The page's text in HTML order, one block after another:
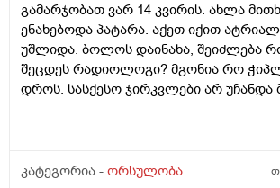
გამოიყენებს, გაყინული კიდევ ისევ
კლინიკაში, ამ დროს შემდგომ როგორ
სცენარი? რა ბედი ეწევა დარჩენილ
კვერცხუჯრედებს?_თუ მათ ვადა
გამოიყენებენ მანამ სხვა ქალის
მიუხედავად? თუ არ შეწუხდებით,
მადლობა!
გამარჯობათ ვარ 14 კვირის. ახლა
ენახებოდა პატარა. აქეთ იქით
უშლიდა. ბოლოს დაინახა, შეიძლება
შეცდეს რადიოლოგი? მგონია რო
დროს. სასქესო ჯირკვლები არ
კატეგორია - ორსულობა